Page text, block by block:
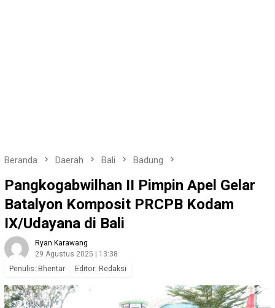
Beranda Daerah Bali Badung
Pangkogabwilhan II Pimpin Apel Gelar
Batalyon Komposit PRCPB Kodam
IX/Udayana di Bali
Ryan Karawang
29 Agustus 2025 | 13:38
Penulis: Bhentar Editor: Redaksi